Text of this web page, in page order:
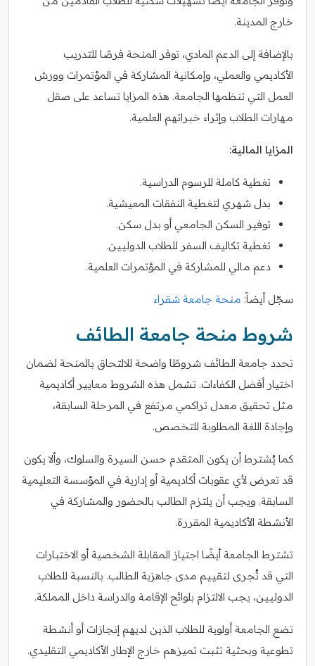
خارج المدينة.
بالإضافة إلى الدعم المادي، توفر المنحة فرصًا للتدريب
الأكاديمي والعملي، وإمكانية المشاركة في المؤتمرات وورش
العمل التي تنظمها الجامعة. هذه المزايا تساعد على صقل
مهارات الطلاب وإثراء خبراتهم العلمية.
المزايا المالية:
تغطية كاملة للرسوم الدراسية.
بدل شهري لتغطية النفقات المعيشية.
توفير السكن الجامعي أو بدل سكن.
تغطية تكاليف السفر للطلاب الدوليين.
دعم مالي للمشاركة في المؤتمرات العلمية.
سجّل أيضاً: منحة جامعة شقراء
شروط منحة جامعة الطائف
تحدد جامعة الطائف شروطًا واضحة للالتحاق بالمنحة لضمان
اختيار أفضل الكفاءات. تشمل هذه الشروط معايير أكاديمية
مثل تحقيق معدل تراكمي مرتفع في المرحلة السابقة،
وإجادة اللغة المطلوبة للتخصص.
كما يُشترط أن يكون المتقدم حسن السيرة والسلوك، وألا يكون
قد تعرض لأي عقوبات أكاديمية أو إدارية في المؤسسة التعليمية
السابقة. ويجب أن يلتزم الطالب بالحضور والمشاركة في
الأنشطة الأكاديمية المقررة.
تشترط الجامعة أيضًا اجتياز المقابلة الشخصية أو الاختبارات
التي قد تُجرى لتقييم مدى جاهزية الطالب. بالنسبة للطلاب
الدوليين، يجب الالتزام بلوائح الإقامة والدراسة داخل المملكة.
تضع الجامعة أولوية للطلاب الذين لديهم إنجازات أو أنشطة
تطوعية وبحثية تثبت تميزهم خارج الإطار الأكاديمي التقليدي.